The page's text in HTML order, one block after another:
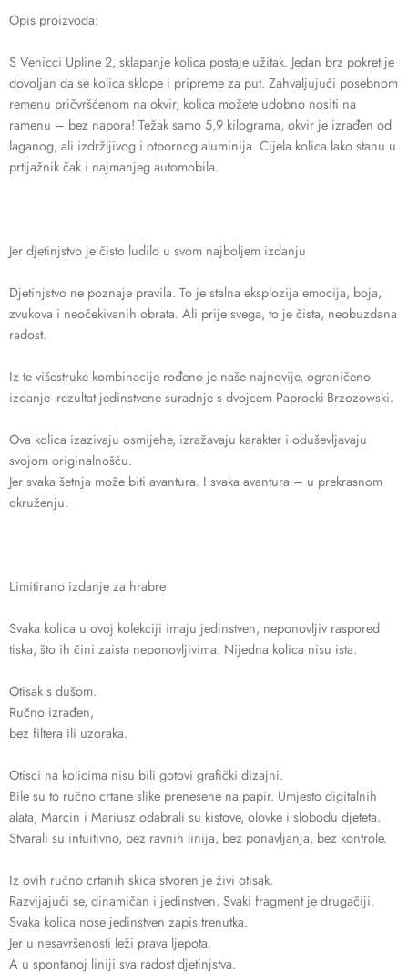
Opis proizvoda:
S Venicci Upline 2, sklapanje kolica postaje užitak. Jedan brz pokret je
dovoljan da se kolica sklope i pripreme za put. Zahvaljujući posebnom
remenu pričvršćenom na okvir, kolica možete udobno nositi na
ramenu – bez napora! Težak samo 5,9 kilograma, okvir je izrađen od
laganog, ali izdržljivog i otpornog aluminija. Cijela kolica lako stanu u
prtljažnik čak i najmanjeg automobila.
Jer djetinjstvo je čisto ludilo u svom najboljem izdanju
Djetinjstvo ne poznaje pravila. To je stalna eksplozija emocija, boja,
zvukova i neočekivanih obrata. Ali prije svega, to je čista, neobuzdana
radost.
Iz te višestruke kombinacije rođeno je naše najnovije, ograničeno
izdanje- rezultat jedinstvene suradnje s dvojcem Paprocki-Brzozowski.
Ova kolica izazivaju osmijehe, izražavaju karakter i oduševljavaju
svojom originalnošću.
Jer svaka šetnja može biti avantura. I svaka avantura – u prekrasnom
okruženju.
Limitirano izdanje za hrabre
Svaka kolica u ovoj kolekciji imaju jedinstven, neponovljiv raspored
tiska, što ih čini zaista neponovljivima. Nijedna kolica nisu ista.
Otisak s dušom.
Ručno izrađen,
bez filtera ili uzoraka.
Otisci na kolicima nisu bili gotovi grafički dizajni.
Bile su to ručno crtane slike prenesene na papir. Umjesto digitalnih
alata, Marcin i Mariusz odabrali su kistove, olovke i slobodu djeteta.
Stvarali su intuitivno, bez ravnih linija, bez ponavljanja, bez kontrole.
Iz ovih ručno crtanih skica stvoren je živi otisak.
Razvijajući se, dinamičan i jedinstven. Svaki fragment je drugačiji.
Svaka kolica nose jedinstven zapis trenutka.
Jer u nesavršenosti leži prava ljepota.
A u spontanoj liniji sva radost djetinjstva.